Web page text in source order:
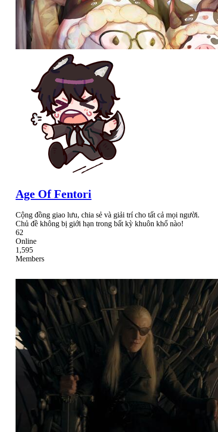
Age Of Fentori
Cộng đồng giao lưu, chia sẻ và giải trí cho tất cả mọi người.
Chủ đề không bị giới hạn trong bất kỳ khuôn khổ nào!
62
Online
1,595
Members